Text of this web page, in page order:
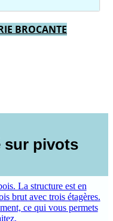
BROCANTE
sur pivots